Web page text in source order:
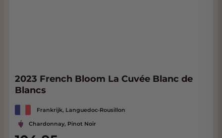
2023 French Bloom La Cuvée Blanc de
Blancs
Frankrijk, Languedoc-Rousillon
Chardonnay, Pinot Noir